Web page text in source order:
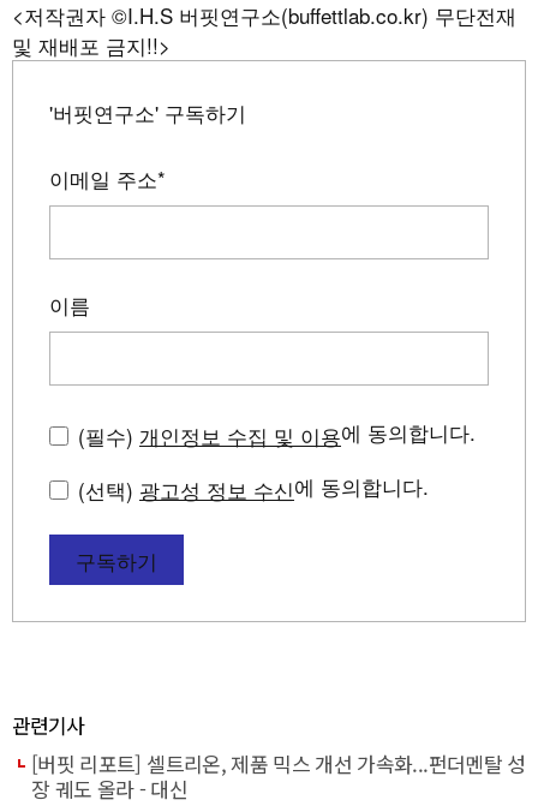
<저작권자 ©I.H.S 버핏연구소(buffettlab.co.kr) 무단전재
및 재배포 금지!!>
'버핏연구소' 구독하기
이메일 주소*
이름
(필수) 개인정보 수집 및 이용에 동의합니다.
(선택) 광고성 정보 수신에 동의합니다.
구독하기
관련기사
[버핏 리포트] 셀트리온, 제품 믹스 개선 가속화...펀더멘탈 성
장 궤도 올라 - 대신